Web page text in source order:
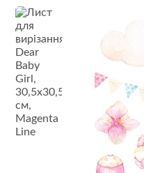
Декор для скрапбукінгу
Заготівлі для декорування
Відкрити весь каталог